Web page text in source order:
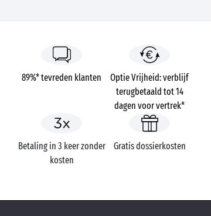
89%* tevreden klanten
Optie Vrijheid: verblijf
terugbetaald tot 14
dagen voor vertrek*
Betaling in 3 keer zonder
kosten
Gratis dossierkosten